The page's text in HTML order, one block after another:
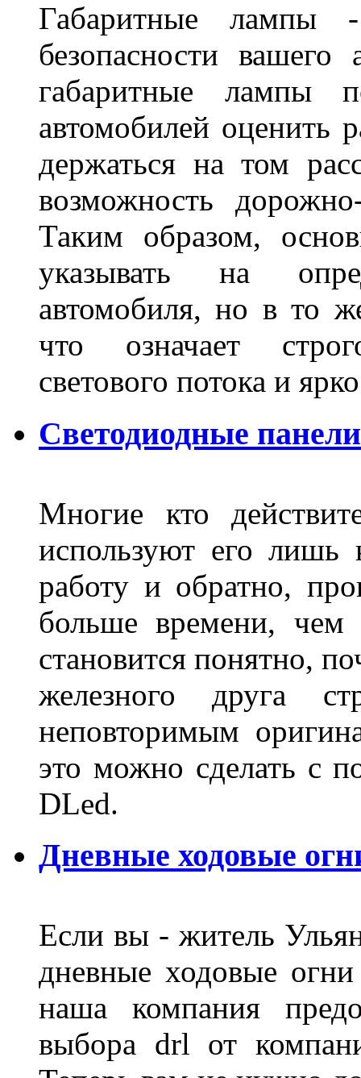
Габаритные лампы
безопасности
габаритные лампы
автомобилей оценить
держаться на том
возможность
Таким образом,
указывать на
автомобиля, но в то
что означает
светового потока и
Светодиодные
Многие кто
используют его лишь
работу и обратно,
больше времени, чем
становится понятно,
железного друга
неповторимым
это можно сделать с
DLed.
Дневные ходовые
Если вы - житель
дневные ходовые
наша компания
выбора drl от